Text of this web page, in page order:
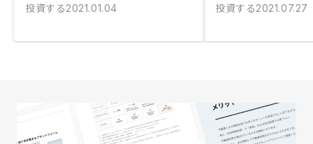
投資する2021.01.04
投資する2021.07.27